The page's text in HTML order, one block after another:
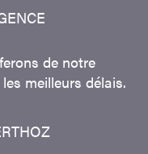
de notre
meilleurs délais.